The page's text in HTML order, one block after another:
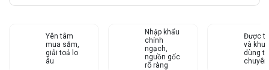
Yên tâm
mua sắm,
giải toả lo
âu
Nhập khẩu
chính
ngạch,
nguồn gốc
rõ ràng
Được
và
dùng từ